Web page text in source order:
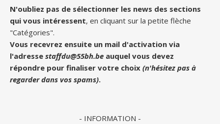
N'oubliez pas de sélectionner les news des sections
qui vous intéressent, en cliquant sur la petite flèche
"Catégories".
Vous recevrez ensuite un mail d'activation via
l'adresse staffdu@55bh.be auquel vous devez
répondre pour finaliser votre choix (n'hésitez pas à
regarder dans vos spams).
- INFORMATION -